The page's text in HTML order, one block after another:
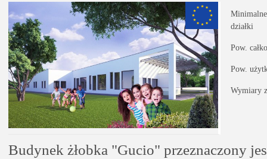
działki
Pow.
Pow.
Wymiary
Budynek żłobka "Gucio" przeznaczony